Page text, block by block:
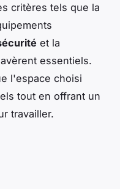
critères tels que la
et la
essentiels.
l'espace choisi
tout en offrant un
travailler.